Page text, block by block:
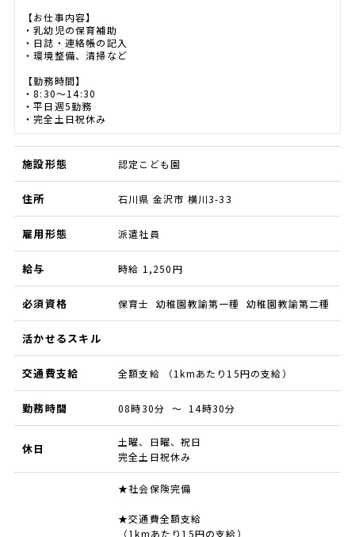
【お仕事内容】
・乳幼児の保育補助
・日誌・連絡帳の記入
・環境整備、清掃など
【勤務時間】
・8:30～14:30
・平日週5勤務
・完全土日祝休み
施設形態 認定こども園
住所 石川県 金沢市 横川3-33
雇用形態 派遣社員
給与 時給 1,250円
必須資格 保育士 幼稚園教諭第一種 幼稚園教諭第二種
活かせるスキル
交通費支給 全額支給 （1kmあたり15円の支給）
勤務時間 08時30分 ～ 14時30分
休日
土曜、日曜、祝日
完全土日祝休み
★社会保険完備
★交通費全額支給
（1kmあたり15円の支給）